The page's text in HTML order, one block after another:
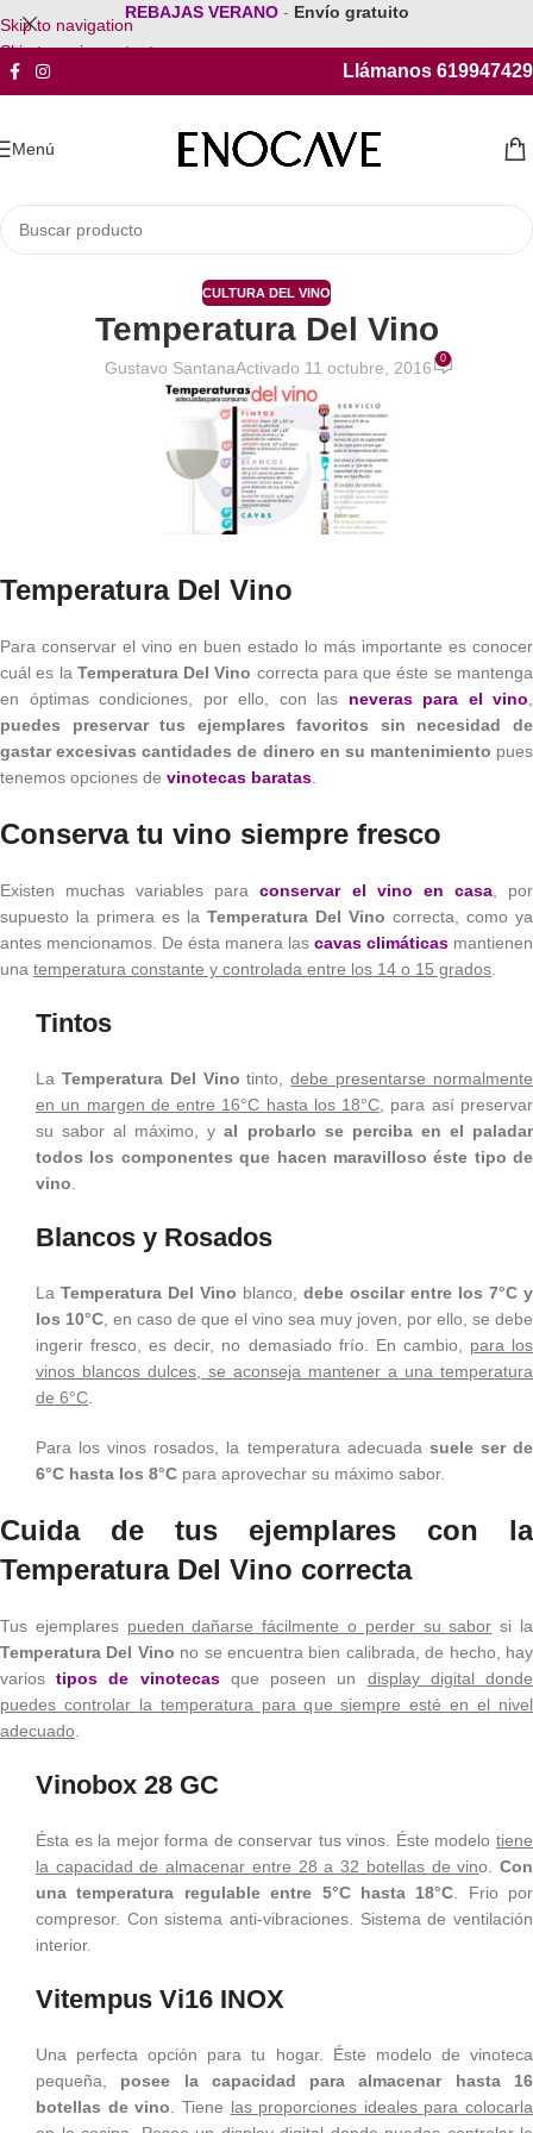
Skip to navigation
Skip to main content
REBAJAS VERANO - Envío gratuito
Llámanos 619947429
Menú
CULTURA DEL VINO
Temperatura Del Vino
Gustavo SantanaActivado 11 octubre, 2016 0
Temperatura Del Vino
Para conservar el vino en buen estado lo más importante es conocer
cuál es la Temperatura Del Vino correcta para que éste se mantenga
en óptimas condiciones, por ello, con las neveras para el vino,
puedes preservar tus ejemplares favoritos sin necesidad de
gastar excesivas cantidades de dinero en su mantenimiento pues
tenemos opciones de vinotecas baratas.
Conserva tu vino siempre fresco
Existen muchas variables paraconservar el vino en casa, por
supuesto la primera es la Temperatura Del Vino correcta, como ya
antes mencionamos. De ésta manera las cavas climáticas mantienen
una temperatura constante y controlada entre los 14 o 15 grados.
Tintos
La Temperatura Del Vino tinto,debe presentarse normalmente
en un margen de entre 16°C hasta los 18°C, para así preservar
su sabor al máximo, yal probarlo se perciba en el paladar
todos los componentes que hacen maravilloso éste tipo de
vino.
Blancos y Rosados
La Temperatura Del Vino blanco, debe oscilar entre los 7°C y
los 10°C, en caso de que el vino sea muy joven, por ello, se debe
ingerir fresco, es decir, no demasiado frío. En cambio, para los
vinos blancos dulces, se aconseja mantener a una temperatura
de 6°C.
Para los vinos rosados, la temperatura adecuada suele ser de
6°C hasta los 8°C para aprovechar su máximo sabor.
Cuida de tus ejemplares con la
Temperatura Del Vino correcta
Tus ejemplares pueden dañarse fácilmente o perder su sabor si la
Temperatura Del Vino no se encuentra bien calibrada, de hecho, hay
variostipos de vinotecasque poseen un display digital donde
puedes controlar la temperatura para que siempre esté en el nivel
adecuado.
Vinobox 28 GC
Ésta es la mejor forma de conservar tus vinos. Éste modelo tiene
la capacidad de almacenar entre 28 a 32 botellas de vino.Con
una temperatura regulable entre 5°C hasta 18°C. Frio por
compresor. Con sistema anti-vibraciones. Sistema de ventilación
interior.
Vitempus Vi16 INOX
Una perfecta opción para tu hogar. Éste modelo de vinoteca
pequeña, posee la capacidad para almacenar hasta 16
botellas de vino. Tiene las proporciones ideales para colocarla